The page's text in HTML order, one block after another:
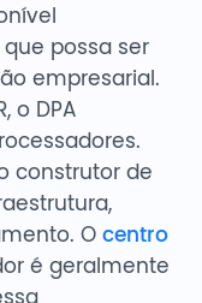
possa ser
empresarial.
o DPA
construtor de
O centro
é geralmente